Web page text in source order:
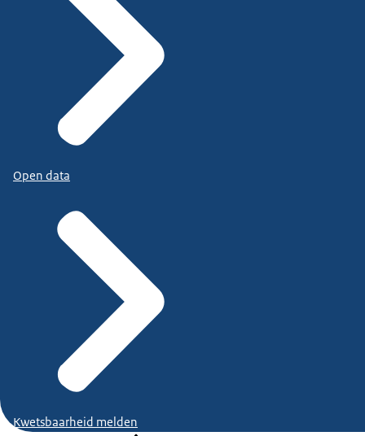
Open data
Kwetsbaarheid melden